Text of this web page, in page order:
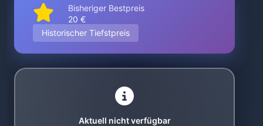
Bisheriger Bestpreis
20 €
Historischer Tiefstpreis
Aktuell nicht verfügbar